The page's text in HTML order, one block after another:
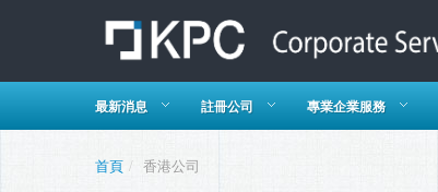
最新消息 註冊公司 專業企業服務
首頁 / 香港公司